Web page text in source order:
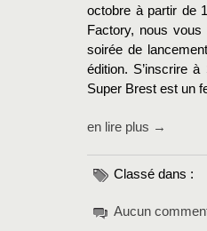
octobre à partir de
Factory, nous
soirée de
édition. S’inscrire
Super Brest est un
en lire plus →
Classé dans :
Aucun